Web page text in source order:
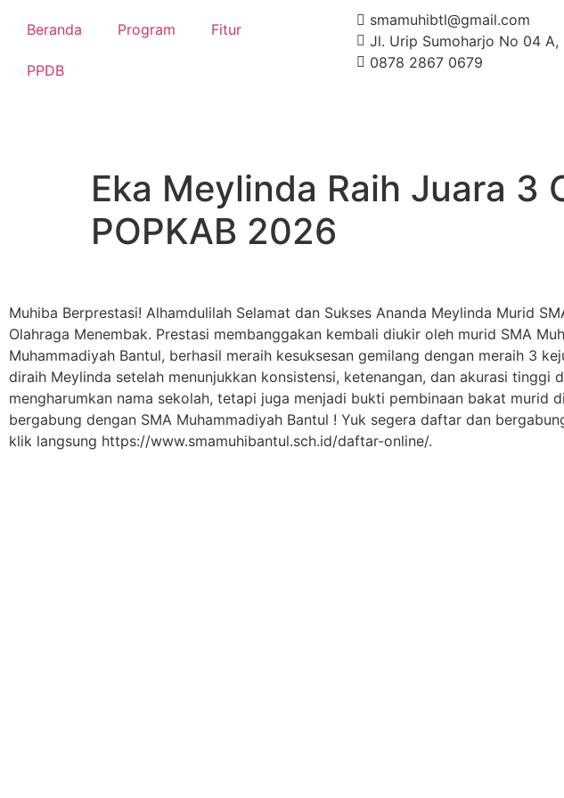
Beranda Program Fitur
PPDB
smamuhibtl@gmail.com
Jl. Urip Sumoharjo No 04 A,
0878 2867 0679
Eka Meylinda Raih Juara 3
POPKAB 2026
Muhiba Berprestasi! Alhamdulilah Selamat dan Sukses Ananda Meylinda Murid
Olahraga Menembak. Prestasi membanggakan kembali diukir oleh murid SMA
Muhammadiyah Bantul, berhasil meraih kesuksesan gemilang dengan meraih 3
diraih Meylinda setelah menunjukkan konsistensi, ketenangan, dan akurasi tinggi
mengharumkan nama sekolah, tetapi juga menjadi bukti pembinaan bakat murid
bergabung dengan SMA Muhammadiyah Bantul ! Yuk segera daftar dan
klik langsung https://www.smamuhibantul.sch.id/daftar-online/.